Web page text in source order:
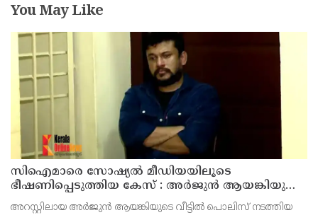
You May Like
സിഐമാരെ സോഷ്യൽ മീഡിയയിലൂടെ
ഭീഷണിപ്പെടുത്തിയ കേസ് : അർജുൻ ആയങ്കിയുടെ
വീട്ടിൽ നിന്നും ലാപ്ടോപ്പ് പിടിച്ചെടുത്ത്‌ പോലീസ്
അറസ്റ്റിലായ അർജുൻ ആയങ്കിയുടെ വീട്ടിൽ പൊലിസ് നടത്തിയ